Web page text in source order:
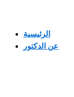
الرئيسية
عن الدكتور